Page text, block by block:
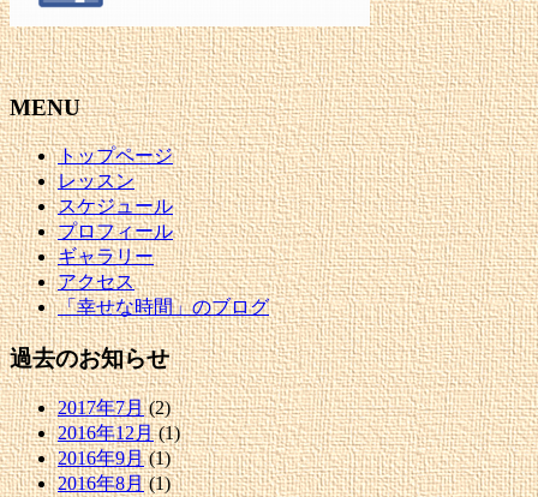
MENU
トップページ
レッスン
スケジュール
プロフィール
ギャラリー
アクセス
「幸せな時間」のブログ
過去のお知らせ
2017年7月(2)
2016年12月(1)
2016年9月(1)
2016年8月(1)